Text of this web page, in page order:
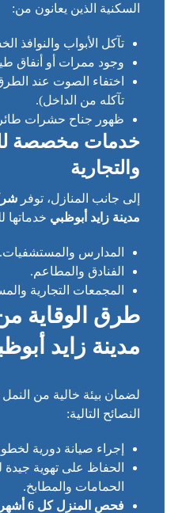
السكنية الذين يعانون من:
تآكل الأبواب والنوافذ
وجود ممرات أو أنفاق
اختفاء الصوت عند
تآكله من الداخل).
ظهور جناح حشرات
خدمات مخصصة
والتجارية
إلى جانب المنازل، توفر
مدينة زايد أبوظبي
المدارس والمستشفيات.
الفنادق والمطاعم.
المجمعات التجارية
طرق الوقاية
مدينة زايد
لضمان بيئة خالية من النمل
النصائح التالية:
إجراء صيانة دورية
الحفاظ على تهوية جيدة
الحمامات والمطابخ.
فحص المنزل كل 6 أشهر